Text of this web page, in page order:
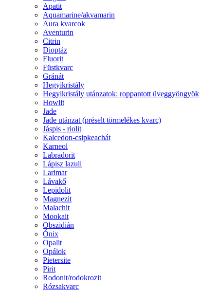
Apatit
Aquamarine/akvamarin
Aura kvarcok
Aventurin
Citrin
Dioptáz
Fluorit
Füstkvarc
Gránát
Hegyikristály
Hegyikristály utánzatok: roppantott üveggyöngyök
Howlit
Jade
Jade utánzat (préselt törmelékes kvarc)
Jáspis - riolit
Kalcedon-csipkeachát
Karneol
Labradorit
Lápisz lazuli
Larimar
Lávakő
Lepidolit
Magnezit
Malachit
Mookait
Obszidián
Ónix
Opalit
Opálok
Pietersite
Pirit
Rodonit/rodokrozit
Rózsakvarc